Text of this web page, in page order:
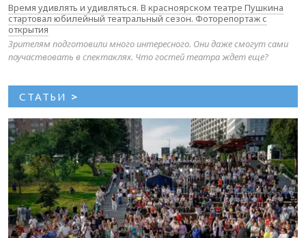
Время удивлять и удивляться. В красноярском театре Пушкина
стартовал юбилейный театральный сезон. Фоторепортаж с
открытия
Зрителям подготовили много интересного. Они даже смогут сами
поучаствовать в спектаклях. Что гостей театра ждет еще?
СТАТЬИ >